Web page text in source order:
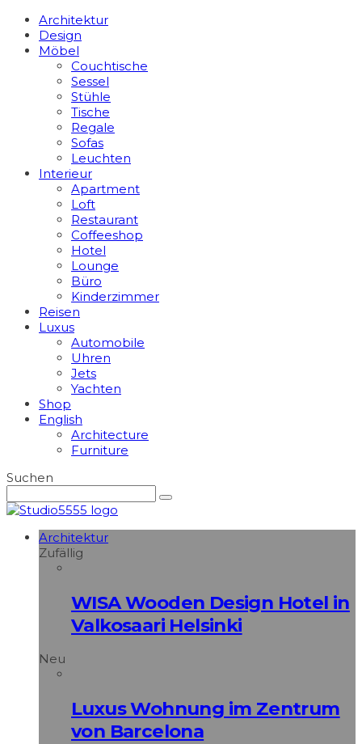
Architektur
Design
Möbel
Couchtische
Sessel
Stühle
Tische
Regale
Sofas
Leuchten
Interieur
Apart­ment
Loft
Restaurant
Coffeeshop
Hotel
Lounge
Büro
Kinderzimmer
Reisen
Luxus
Automobile
Uhren
Jets
Yachten
Shop
English
Architecture
Furniture
Suchen
Architektur
Zufällig
WISA Wooden Design Hotel in
Valkosaari Helsinki
Neu
Luxus Wohnung im Zentrum
von Barcelona